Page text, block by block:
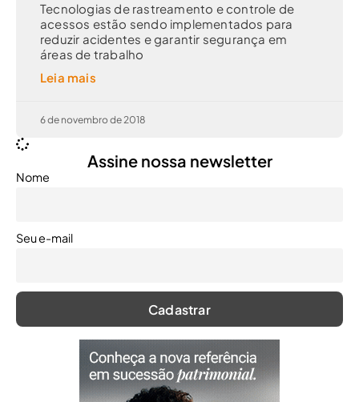
Tecnologias de rastreamento e controle de
acessos estão sendo implementados para
reduzir acidentes e garantir segurança em
áreas de trabalho
Leia mais
6 de novembro de 2018
Assine nossa newsletter
Nome
Seu e-mail